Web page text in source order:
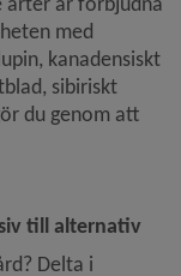
med
kanadensiskt
sibiriskt
du genom att
till alternativ